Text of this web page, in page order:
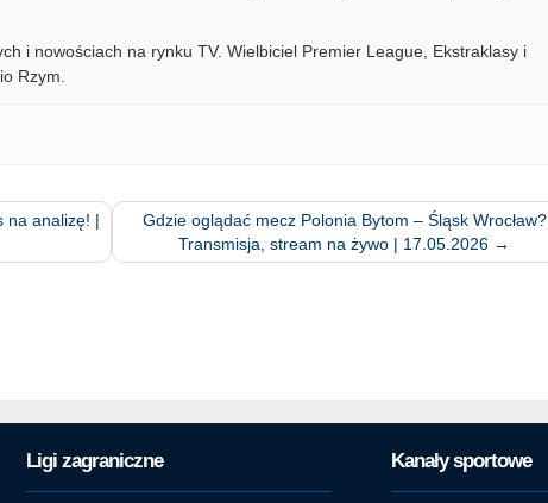
i nowościach na rynku TV. Wielbiciel Premier League, Ekstraklasy i
Rzym.
na analizę! |
Gdzie oglądać mecz Polonia Bytom – Śląsk Wrocław?
Transmisja, stream na żywo | 17.05.2026 →
Ligi zagraniczne Kanały sportowe